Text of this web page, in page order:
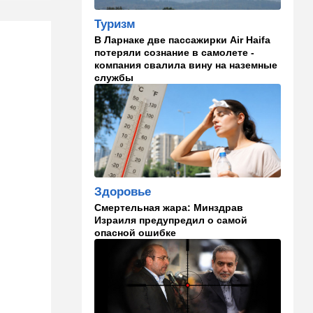
на мероприятии полиции:
Мамдани пулей вылетел со
15:30 Общество
Неожиданный поворот в
деле пропавшего парня из
Димоны: его друзья стали
подозреваемыми
15:13 В мире
Генерал с говорящим
именем предположительно
ресторане в Москве
15:00 Культура
Звездное лето и водные
драконы в Израиле: куда
сходить с детьми на
каникулах
Туризм
В Ларнаке две пассажирки Air Haifa
потеряли сознание в самолете -
компания свалила вину на наземные
службы
Здоровье
Смертельная жара: Минздрав
Израиля предупредил о самой
опасной ошибке